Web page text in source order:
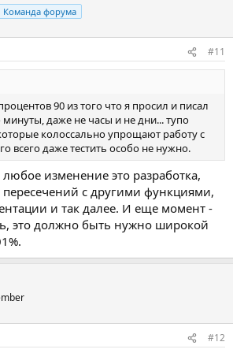
Команда форума
#11
90 из того что я просил и писал
даже не часы и не дни... тупо
колоссально упрощают работу с
всего даже тестить особо не нужно.
изменение это разработка,
пересечений с другими функциями,
и так далее. И еще момент -
это должно быть нужно широкой
#12